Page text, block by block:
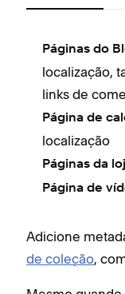
Páginas do
localização,
links de
Página de
localização
Páginas da
Página de
Adicione
de coleção,